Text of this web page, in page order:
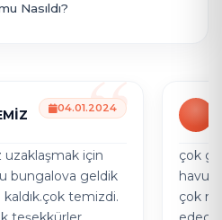
Nasıldı?
uzaklaşmak için
bungalova geldik
temizdi.
04.01.2024
çok
çok memnun